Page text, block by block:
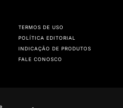
TERMOS DE USO
POLÍTICA EDITORIAL
INDICAÇÃO DE PRODUTOS
FALE CONOSCO